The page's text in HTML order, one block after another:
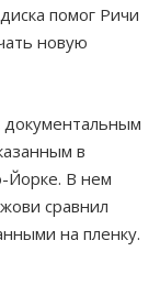
помог Ричи
новую
документальным
в
Йорке. В нем
сравнил
на пленку.